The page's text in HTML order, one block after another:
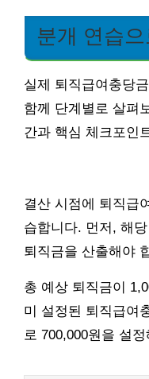
분개 연습으
실제 퇴직급여충당
함께 단계별로 살펴
간과 핵심 체크포인
결산 시점에 퇴직급
습합니다. 먼저, 해
퇴직금을 산출해야
총 예상 퇴직금이
미 설정된 퇴직급여
로 700,000원을 설